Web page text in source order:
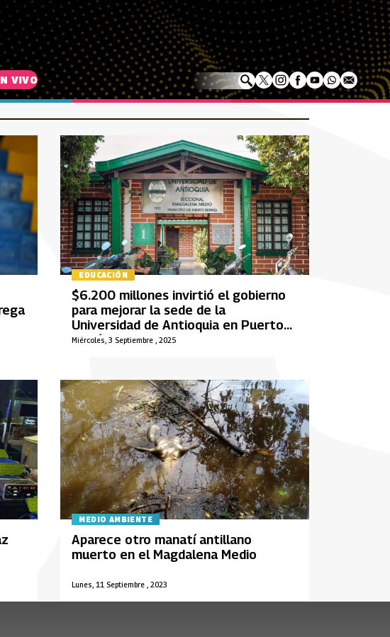
VIVO
EDUCACIÓN
Miércoles, 3 Septiembre , 2025
$6.200 millones invirtió el gobierno
para mejorar la sede de la
Universidad de Antioquia en Puerto
Berrío
MEDIO AMBIENTE
Lunes, 11 Septiembre , 2023
Aparece otro manatí antillano
muerto en el Magdalena Medio